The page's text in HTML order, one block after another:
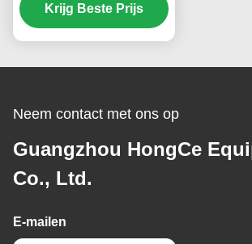
0.1-4.5Mpa van het
Heliumlek Bruto het
Krijg Beste Prijs
Neem contact met ons op
Guangzhou HongCe
Co., Ltd.
E-mailen